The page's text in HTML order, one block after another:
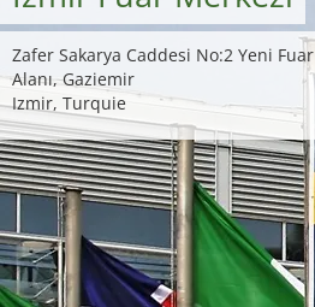
Zafer Sakarya Caddesi No:2 Yeni Fuar
Alanı, Gaziemir
Izmir, Turquie